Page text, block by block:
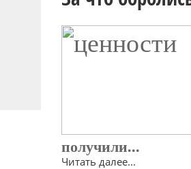
получили...
Читать далее...